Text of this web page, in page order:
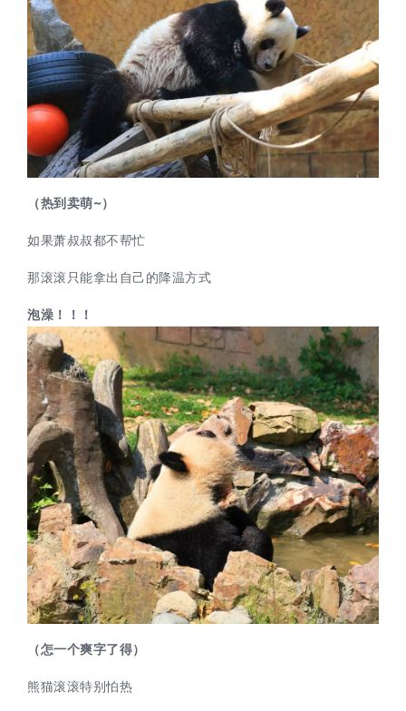
（热到卖萌~）
如果萧叔叔都不帮忙
那滚滚只能拿出自己的降温方式
泡澡！！！
（怎一个爽字了得）
熊猫滚滚特别怕热